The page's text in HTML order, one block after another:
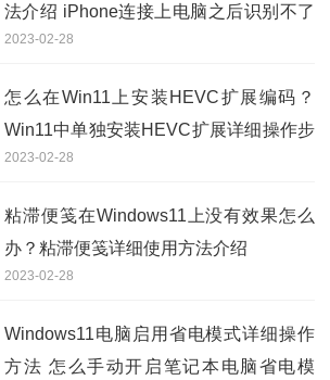
法介绍 iPhone连接上电脑之后识别不了
怎么办？
2023-02-28
怎么在Win11上安装HEVC扩展编码？
Win11中单独安装HEVC扩展详细操作步
骤
2023-02-28
粘滞便笺在Windows11上没有效果怎么
办？粘滞便笺详细使用方法介绍
2023-02-28
Windows11电脑启用省电模式详细操作
方法 怎么手动开启笔记本电脑省电模